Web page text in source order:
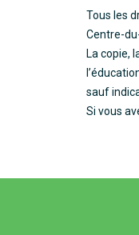
Tous les
Centre-
La copie,
sauf
Si vous